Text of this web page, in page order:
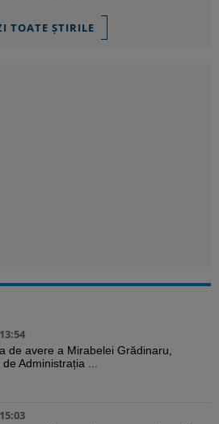
TOATE ȘTIRILE
de avere a Mirabelei Grădinaru,
Administrația ...